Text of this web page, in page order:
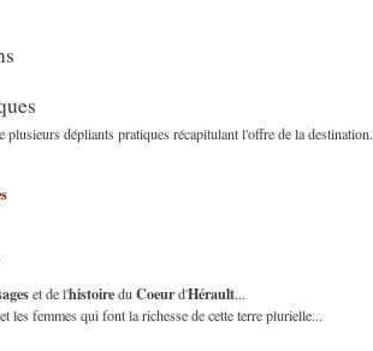
dépliants pratiques récapitulant l'offre de la destination.
et de l'histoireduCoeurd'Hérault...
les femmes qui font la richesse de cette terre plurielle...